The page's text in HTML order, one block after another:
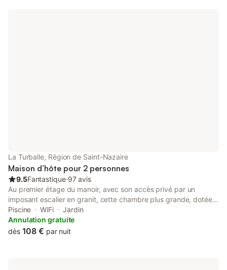
La Turballe, Région de Saint-Nazaire
Maison d’hôte pour 2 personnes
9.5Fantastique⋅97 avis
Au premier étage du manoir, avec son accès privé par un
imposant escalier en granit, cette chambre plus grande, dotée
d'un adorable salon en mezzanine, avec sa vue dégagée sur la
piscine, le jardin paysagé et la mer pour horizon … vous
propose un lit double, une salle d'eau avec douche dans les
Piscine WiFi
Jardin
Annulation gratuite
dès 108 € par nuit